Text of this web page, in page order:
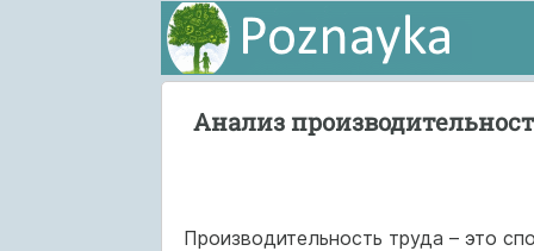
Анализ
Производительность труда – это